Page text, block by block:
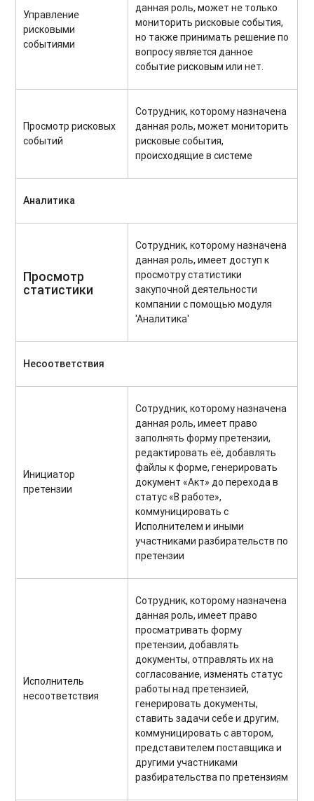
Управление
рисковыми
событиями
данная роль, может не только
мониторить рисковые события,
но также принимать решение по
вопросу является данное
событие рисковым или нет.
Просмотр рисковых
событий
Сотрудник, которому назначена
данная роль, может мониторить
рисковые события,
происходящие в системе
Аналитика
Просмотр
статистики
Сотрудник, которому назначена
данная роль, имеет доступ к
просмотру статистики
закупочной деятельности
компании с помощью модуля
'Аналитика'
Несоответствия
Инициатор
претензии
Сотрудник, которому назначена
данная роль, имеет право
заполнять форму претензии,
редактировать её, добавлять
файлы к форме, генерировать
документ «Акт» до перехода в
статус «В работе»,
коммуницировать с
Исполнителем и иными
участниками разбирательств по
претензии
Исполнитель
несоответствия
Сотрудник, которому назначена
данная роль, имеет право
просматривать форму
претензии, добавлять
документы, отправлять их на
согласование, изменять статус
работы над претензией,
генерировать документы,
ставить задачи себе и другим,
коммуницировать с автором,
представителем поставщика и
другими участниками
разбирательства по претензиям